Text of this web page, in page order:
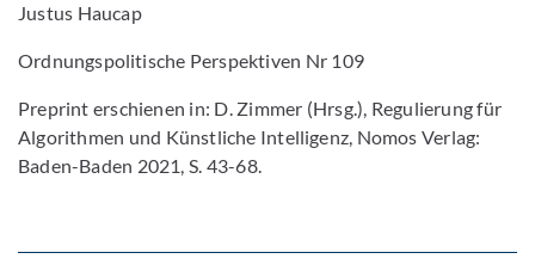
Justus Haucap
Ordnungspolitische Perspektiven Nr 109
Preprint erschienen in: D. Zimmer (Hrsg.), Regulierung für
Algorithmen und Künstliche Intelligenz, Nomos Verlag:
Baden-Baden 2021, S. 43-68.